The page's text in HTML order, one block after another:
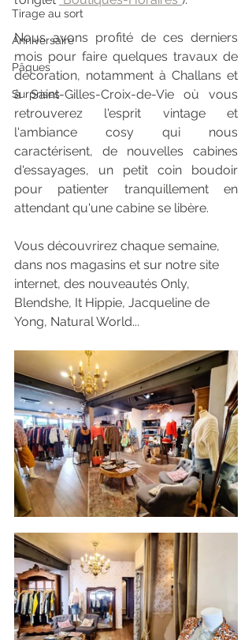
Tirage au sort
Anniversaire
Pâques
Surprises
Nous avons profité de ces derniers
mois pour faire quelques travaux de
décoration, notamment à Challans et
à Saint-Gilles-Croix-de-Vie où vous
retrouverez l'esprit vintage et
l'ambiance cosy qui nous
caractérisent, de nouvelles cabines
d'essayages, un petit coin boudoir
pour patienter tranquillement en
attendant qu'une cabine se libère.
Vous découvrirez chaque semaine,
dans nos magasins et sur notre site
internet, des nouveautés Only,
Blendshe, It Hippie, Jacqueline de
Yong, Natural World...